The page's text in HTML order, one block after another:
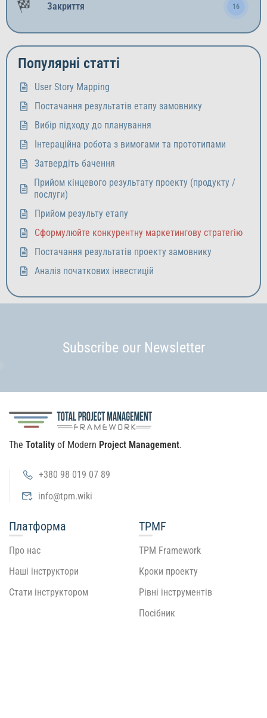
Закриття 16
Популярні статті
User Story Mapping
Постачання результатів етапу замовнику
Вибір підходу до планування
Інтераційна робота з вимогами та прототипами
Затвердіть бачення
Прийом кінцевого результату проекту (продукту /
послуги)
Прийом результу етапу
Сформулюйте конкурентну маркетингову стратегію
Постачання результатів проекту замовнику
Аналіз початкових інвестицій
Subscribe our Newsletter
The Totality of Modern Project Management.
+380 98 019 07 89
info@tpm.wiki
Платформа
Про нас
Наші інструктори
Стати інструктором
TPMF
TPM Framework
Кроки проекту
Рівні інструментів
Посібник